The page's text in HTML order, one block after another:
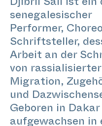
Djibril Sall ist ein
senegalesischer
Performer,
Schriftsteller,
Arbeit an der
von rassialisierter
Migration,
und
Geboren in Dakar
aufgewachsen in